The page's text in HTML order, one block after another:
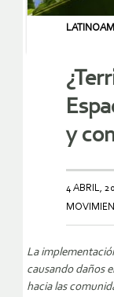
y
4 ABRIL,
La
causando daños
hacia las